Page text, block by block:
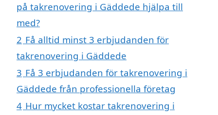
på takrenovering i Gäddede hjälpa till
med?
2 Få alltid minst 3 erbjudanden för
takrenovering i Gäddede
3 Få 3 erbjudanden för takrenovering i
Gäddede från professionella företag
4 Hur mycket kostar takrenovering i